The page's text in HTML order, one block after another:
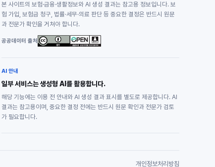
본 사이트의 보험·금융·생활정보와 AI 생성 결과는 참고용 정보입니다. 보
험 가입, 보험금 청구, 법률·세무·의료 판단 등 중요한 결정은 반드시 원문
과 전문가 확인을 거쳐야 합니다.
공공데이터 출처
AI 안내
일부 서비스는 생성형 AI를 활용합니다.
해당 기능에는 이용 전 안내와 AI 생성 결과 표시를 별도로 제공합니다. AI
결과는 참고용이며, 중요한 결정 전에는 반드시 원문 확인과 전문가 검토
가 필요합니다.
개인정보처리방침